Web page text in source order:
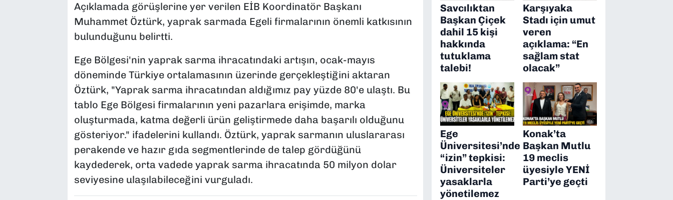
Açıklamada görüşlerine yer verilen EİB Koordinatör Başkanı
Muhammet Öztürk, yaprak sarmada Egeli firmalarının önemli katkısının
bulunduğunu belirtti.
Ege Bölgesi'nin yaprak sarma ihracatındaki artışın, ocak-mayıs
döneminde Türkiye ortalamasının üzerinde gerçekleştiğini aktaran
Öztürk, "Yaprak sarma ihracatından aldığımız pay yüzde 80'e ulaştı. Bu
tablo Ege Bölgesi firmalarının yeni pazarlara erişimde, marka
oluşturmada, katma değerli ürün geliştirmede daha başarılı olduğunu
gösteriyor." ifadelerini kullandı. Öztürk, yaprak sarmanın uluslararası
perakende ve hazır gıda segmentlerinde de talep gördüğünü
kaydederek, orta vadede yaprak sarma ihracatında 50 milyon dolar
seviyesine ulaşılabileceğini vurguladı.
Savcılıktan
Başkan Çiçek
dahil 15 kişi
hakkında
tutuklama
talebi!
Karşıyaka
Stadı için umut
veren
açıklama: “En
sağlam stat
olacak”
Ege
Üniversitesi’nde
“izin” tepkisi:
Üniversiteler
yasaklarla
yönetilemez
Konak’ta
Başkan Mutlu
19 meclis
üyesiyle YENİ
Parti’ye geçti